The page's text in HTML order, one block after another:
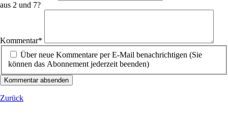
aus 2 und 7?
Kommentar*
Über neue Kommentare per E-Mail benachrichtigen (Sie
können das Abonnement jederzeit beenden)
Kommentar absenden
Zurück